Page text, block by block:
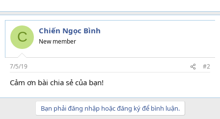
C Chiến Ngọc Bình
New member
7/5/19 #2
Cảm ơn bài chia sẻ của bạn!
Bạn phải đăng nhập hoặc đăng ký để bình luận.